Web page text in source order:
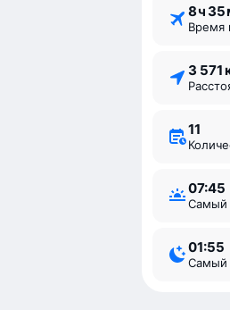
8 ⁠ч
Время
3
11
07:45
01:55